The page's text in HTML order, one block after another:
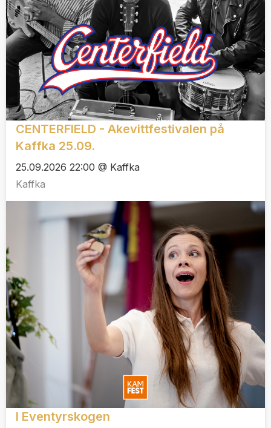
CENTERFIELD - Akevittfestivalen på
Kaffka 25.09.
25.09.2026 22:00 @ Kaffka
Kaffka
I Eventyrskogen